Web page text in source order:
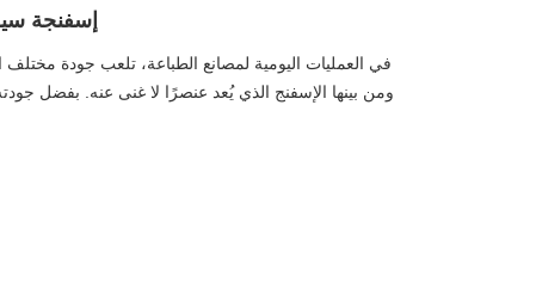
إسفنجة
في العمليات اليومية لمصانع الطباعة، تلعب جودة مختلف
ومن بينها الإسفنج الذي يُعد عنصرًا لا غنى عنه. بفضل